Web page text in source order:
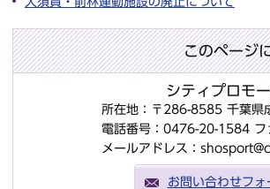
このページ
シティプロモ
所在地：〒286-8585 千葉県
電話番号：0476-20-1584 フ
メールアドレス：
お問い合わせフォ